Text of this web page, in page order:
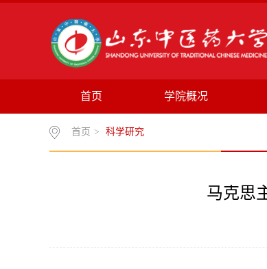
首页 学院概况
首页 > 科学研究
马克思